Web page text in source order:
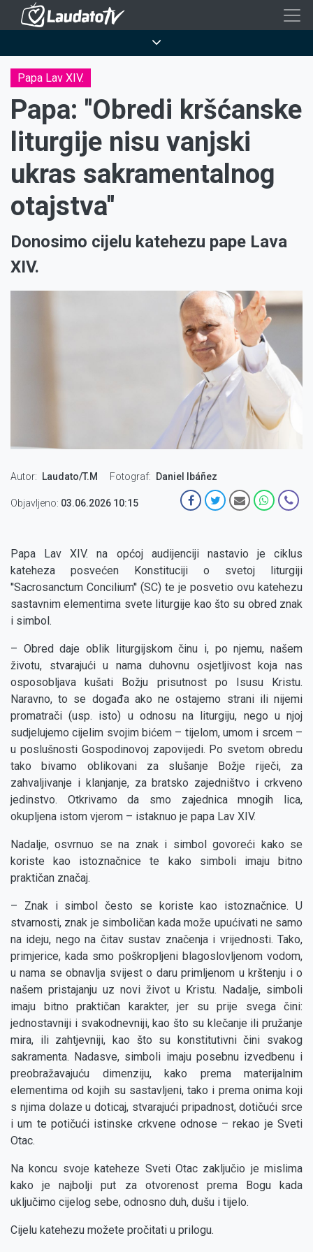
Skoči
sadržaj
Papa Lav XIV.
Papa: ''Obredi kršćanske
liturgije nisu vanjski
ukras sakramentalnog
otajstva''
Donosimo cijelu katehezu pape Lava
XIV.
Autor Laudato/T.M Fotograf Daniel Ibáñez
Objavljeno: 03.06.2026 10:15
Papa Lav XIV. na općoj audijenciji nastavio je ciklus
kateheza posvećen Konstituciji o svetoj liturgiji
''Sacrosanctum Concilium'' (SC) te je posvetio ovu katehezu
sastavnim elementima svete liturgije kao što su obred znak
i simbol.
– Obred daje oblik liturgijskom činu i, po njemu, našem
životu, stvarajući u nama duhovnu osjetljivost koja nas
osposobljava kušati Božju prisutnost po Isusu Kristu.
Naravno, to se događa ako ne ostajemo strani ili nijemi
promatrači (usp. isto) u odnosu na liturgiju, nego u njoj
sudjelujemo cijelim svojim bićem – tijelom, umom i srcem –
u poslušnosti Gospodinovoj zapovijedi. Po svetom obredu
tako bivamo oblikovani za slušanje Božje riječi, za
zahvaljivanje i klanjanje, za bratsko zajedništvo i crkveno
jedinstvo. Otkrivamo da smo zajednica mnogih lica,
okupljena istom vjerom – istaknuo je papa Lav XIV.
Nadalje, osvrnuo se na znak i simbol govoreći kako se
koriste kao istoznačnice te kako simboli imaju bitno
praktičan značaj.
– Znak i simbol često se koriste kao istoznačnice. U
stvarnosti, znak je simboličan kada može upućivati ne samo
na ideju, nego na čitav sustav značenja i vrijednosti. Tako,
primjerice, kada smo poškropljeni blagoslovljenom vodom,
u nama se obnavlja svijest o daru primljenom u krštenju i o
našem pristajanju uz novi život u Kristu. Nadalje, simboli
imaju bitno praktičan karakter, jer su prije svega čini:
jednostavniji i svakodnevniji, kao što su klečanje ili pružanje
mira, ili zahtjevniji, kao što su konstitutivni čini svakog
sakramenta. Nadasve, simboli imaju posebnu izvedbenu i
preobražavajuću dimenziju, kako prema materijalnim
elementima od kojih su sastavljeni, tako i prema onima koji
s njima dolaze u doticaj, stvarajući pripadnost, dotičući srce
i um te potičući istinske crkvene odnose – rekao je Sveti
Otac.
Na koncu svoje kateheze Sveti Otac zaključio je mislima
kako je najbolji put za otvorenost prema Bogu kada
uključimo cijelog sebe, odnosno duh, dušu i tijelo.
Cijelu katehezu možete pročitati u prilogu.